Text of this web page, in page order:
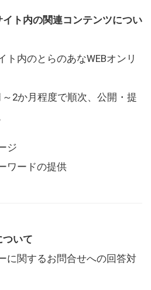
ト内の関連コンテンツについ
ト内のとらのあなWEBオンリ
2か月程度で順次、公開・提
ジ
ワードの提供
ついて
に関するお問合せへの回答対